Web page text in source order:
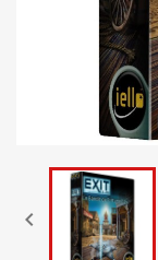
